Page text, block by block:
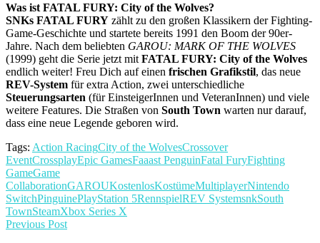
Was ist FATAL FURY: City of the Wolves?
SNKs FATAL FURY zählt zu den großen Klassikern der Fighting-
Game-Geschichte und startete bereits 1991 den Boom der 90er-
Jahre. Nach dem beliebten GAROU: MARK OF THE WOLVES
(1999) geht die Serie jetzt mit FATAL FURY: City of the Wolves
endlich weiter! Freu Dich auf einen frischen Grafikstil, das neue
REV-System für extra Action, zwei unterschiedliche
Steuerungsarten (für EinsteigerInnen und VeteranInnen) und viele
weitere Features. Die Straßen von South Town warten nur darauf,
dass eine neue Legende geboren wird.
Tags: Action RacingCity of the WolvesCrossover
EventCrossplayEpic GamesFaaast PenguinFatal FuryFighting
GameGame
CollaborationGAROUKostenlosKostümeMultiplayerNintendo
SwitchPinguinePlayStation 5RennspielREV SystemsnkSouth
TownSteamXbox Series X
Previous Post